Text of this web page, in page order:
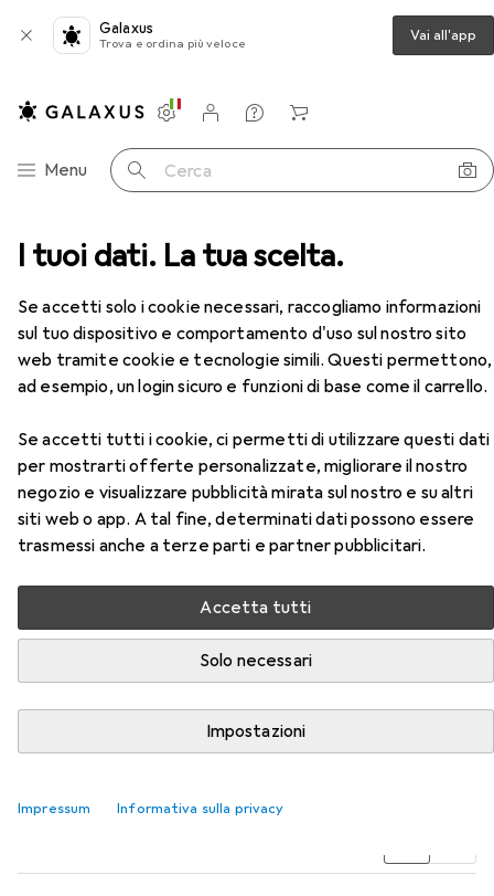
I tuoi dati. La tua scelta.
Se accetti solo i cookie necessari, raccogliamo informazioni
sul tuo dispositivo e comportamento d'uso sul nostro sito
web tramite cookie e tecnologie simili. Questi permettono,
ad esempio, un login sicuro e funzioni di base come il carrello.
Se accetti tutti i cookie, ci permetti di utilizzare questi dati
per mostrarti offerte personalizzate, migliorare il nostro
negozio e visualizzare pubblicità mirata sul nostro e su altri
siti web o app. A tal fine, determinati dati possono essere
trasmessi anche a terze parti e partner pubblicitari.
Accetta tutti
Solo necessari
Impostazioni
Impressum Informativa sulla privacy
Galaxus
Trova e ordina più veloce Vai all'app
Categoria Navigazione
Menu Cerca
Impostazioni
Conto cliente
Liste di confronto
Liste dei desideri
Carrello
da lavoro Pantaloni da lavoro Planam Pantaloni
EUR
52,31
PlanamPantaloni
4 dimensioni
Accessori per Planam Pantaloni
della categoria Ginocchiere.